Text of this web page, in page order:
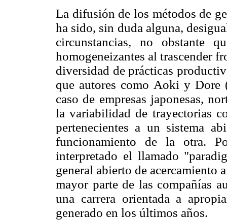
La difusión de los métodos de
ha sido, sin duda alguna,
circunstancias, no obstante
homogeneizantes al trascender
diversidad de prácticas
que autores como Aoki y Dore
caso de empresas japonesas,
la variabilidad de trayectorias
pertenecientes a un sistema
funcionamiento de la otra.
interpretado el llamado
general abierto de acercamiento
mayor parte de las compañías
una carrera orientada a
generado en los últimos años.